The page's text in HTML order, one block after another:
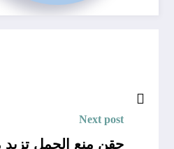
Next post
حقن منع الحمل تزيد